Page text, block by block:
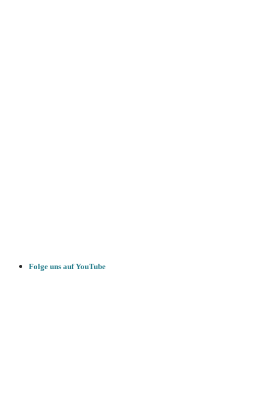
Folge uns auf YouTube